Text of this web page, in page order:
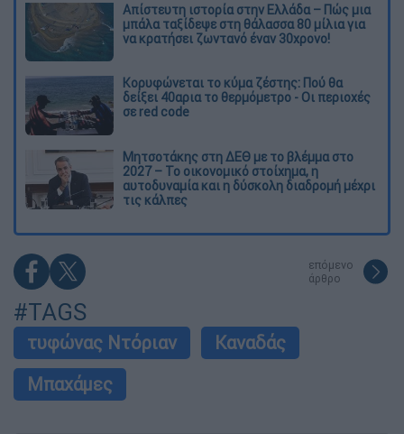
Απίστευτη ιστορία στην Ελλάδα – Πώς μια
μπάλα ταξίδεψε στη θάλασσα 80 μίλια για
να κρατήσει ζωντανό έναν 30χρονο!
Κορυφώνεται το κύμα ζέστης: Πού θα
δείξει 40αρια το θερμόμετρο - Οι περιοχές
σε red code
Μητσοτάκης στη ΔΕΘ με το βλέμμα στο
2027 – Το οικονομικό στοίχημα, η
αυτοδυναμία και η δύσκολη διαδρομή μέχρι
τις κάλπες
επόμενο
άρθρο
#TAGS
τυφώνας Ντόριαν
Καναδάς
Μπαχάμες